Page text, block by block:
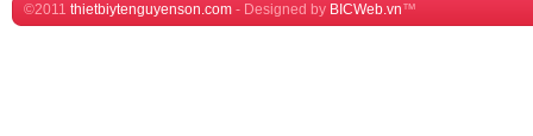
©2011 thietbiytenguyenson.com - Designed by BICWeb.vn™